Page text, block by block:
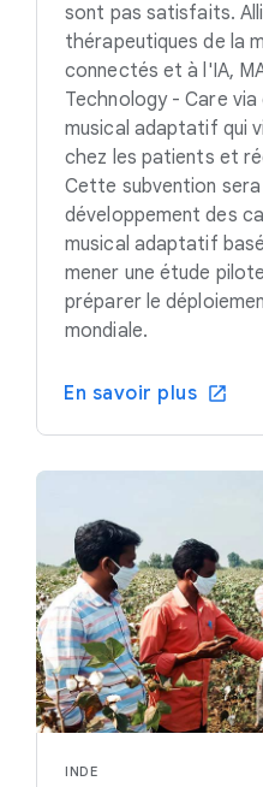
sont pas satisfaits.
thérapeutiques de la
connectés et à l'IA,
Technology - Care
musical adaptatif qui
chez les patients et
Cette subvention
développement des
musical adaptatif
mener une étude
préparer le
mondiale.
En savoir plus
INDE